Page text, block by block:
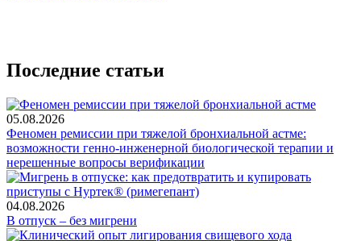
Последние статьи
05.08.2026
Феномен ремиссии при тяжелой бронхиальной астме:
возможности генно-инженерной биологической терапии и
нерешенные вопросы верификации
04.08.2026
В отпуск – без мигрени